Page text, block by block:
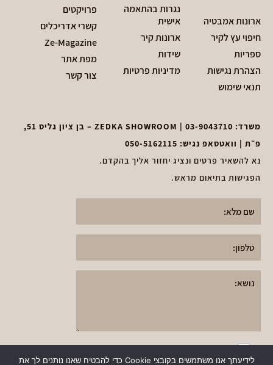
ארונות אמבטיה
נגרות בהתאמה
אישית
חיפוי עץ לקיר
ארונות קיר
ספריות
שידות
הצהרת נגישות
מדיניות פרטיות
תנאי שימוש
פרויקטים
קשרי אדריכלים
Ze-Magazine
מפת אתר
צור קשר
משרד: 03-9043710
| ZEDKA SHOWROOM – בן ציון גליס 51,
פ״ת | וואטסאפ נגיש: 050-5162115
נא להשאיר פרטים ונציג יחזור אליך בהקדם.
הפגישות בתיאום מראש.
אני אני מאשר אתתקנון מדיניות הפרטיות
לידיעתך אנו משתמשים בקובצי Cookie כדי להבטיח שאנו נותנים לך את